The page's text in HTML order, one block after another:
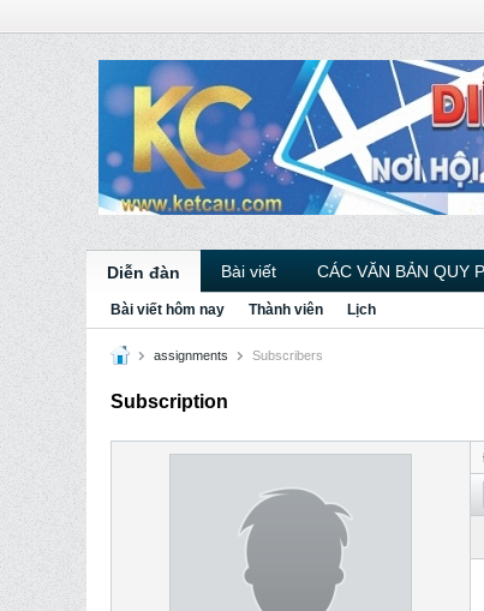
Diễn đàn Bài viết CÁC VĂN BẢN QUY
Bài viết hôm nay Thành viên Lịch
assignments Subscribers
Subscription